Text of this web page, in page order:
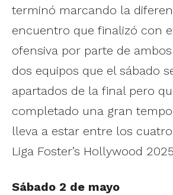
terminó marcando la
encuentro que finalizó con
ofensiva por parte de
dos equipos que el sábado
apartados de la final pero
completado una gran
lleva a estar entre los
Liga Foster’s Hollywood
Sábado 2 de mayo